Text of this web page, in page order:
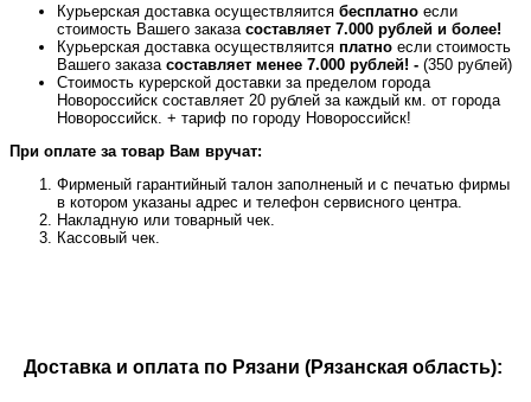
Курьерская доставка осуществляится бесплатно если
стоимость Вашего заказа составляет 7.000 рублей и более!
Курьерская доставка осуществляится платно если стоимость
Вашего заказа составляет менее 7.000 рублей! - (350 рублей)
Стоимость курерской доставки за пределом города
Новороссийск составляет 20 рублей за каждый км. от города
Новороссийск. + тариф по городу Новороссийск!
При оплате за товар Вам вручат:
Фирменый гарантийный талон заполненый и с печатью фирмы
в котором указаны адрес и телефон сервисного центра.
Накладную или товарный чек.
Кассовый чек.
Доставка и оплата по Рязани (Рязанская область):